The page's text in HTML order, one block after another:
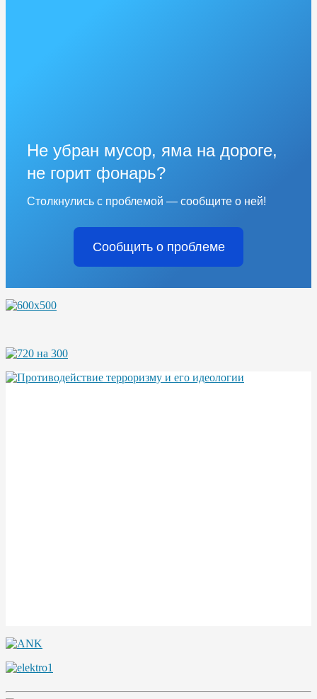
Не убран мусор, яма на дороге,
не горит фонарь?
Столкнулись с проблемой — сообщите о ней!
Сообщить о проблеме